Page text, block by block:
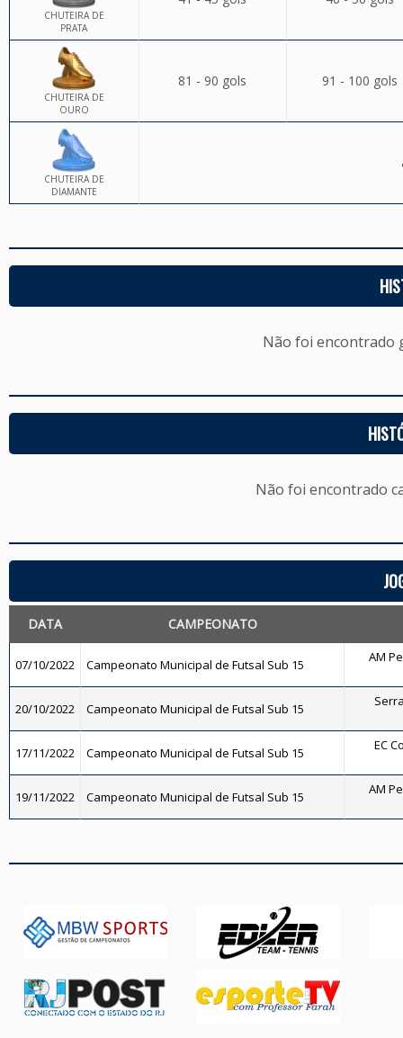
CHUTEIRA DE
PRATA
CHUTEIRA DE
OURO
81 - 90 gols 91 - 100 gols
CHUTEIRA DE
DIAMANTE
Não foi encontrado
Não foi encontrado
DATA CAMPEONATO
07/10/2022 Campeonato Municipal de Futsal Sub 15 AM
20/10/2022 Campeonato Municipal de Futsal Sub 15
17/11/2022 Campeonato Municipal de Futsal Sub 15 EC
19/11/2022 Campeonato Municipal de Futsal Sub 15 AM